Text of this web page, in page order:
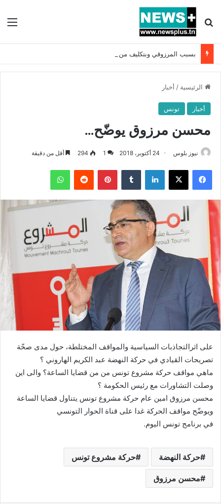
بحث عن
الرئيسية / أخبار
أخبار تونس
محسن مرزوق يوضّح…
نيوز بلوس 24 أكتوبر، 2018 1
294 أقل من دقيقة
فيسبوك X لينكدإن بينتيريست واتساب
على اثرالتجاذبات السياسية والمواقف المختلطة، حول مدى صحّة
تصريحات القيادي في حركة النهضة عبد الكريم الهاروني ؟
ماهي مواقف حركة مشروع تونس من من قضايا الساعة؟ والى اين
وصلت التشاورات مع رئيس الحكومة ؟
محسن مرزوق امين عام حركة مشروع تونس يتناول قضايا الساعة
ويوضّح مواقف الحركة غدا على قناة الحوار التونسي
في برنامج تونس اليوم.
حركة النهضة حركة مشروع تونس
محسن مرزوق